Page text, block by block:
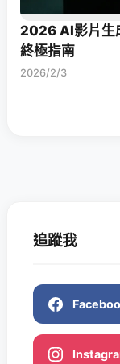
2026 AI影片生
終極指南
2026/2/3
追蹤我